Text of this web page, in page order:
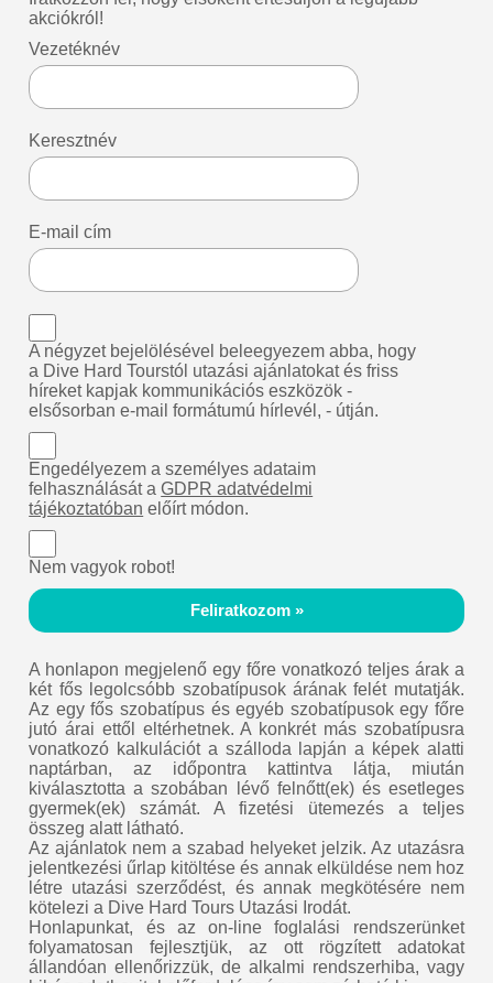
akciókról!
Vezetéknév
Keresztnév
E-mail cím
A négyzet bejelölésével beleegyezem abba, hogy
a Dive Hard Tourstól utazási ajánlatokat és friss
híreket kapjak kommunikációs eszközök -
elsősorban e-mail formátumú hírlevél, - útján.
Engedélyezem a személyes adataim
felhasználását aGDPR adatvédelmi
tájékoztatóban előírt módon.
Nem vagyok robot!
Feliratkozom »
A honlapon megjelenő egy főre vonatkozó teljes árak a
két fős legolcsóbb szobatípusok árának felét mutatják.
Az egy fős szobatípus és egyéb szobatípusok egy főre
jutó árai ettől eltérhetnek. A konkrét más szobatípusra
vonatkozó kalkulációt a szálloda lapján a képek alatti
naptárban, az időpontra kattintva látja, miután
kiválasztotta a szobában lévő felnőtt(ek) és esetleges
gyermek(ek) számát. A fizetési ütemezés a teljes
összeg alatt látható.
Az ajánlatok nem a szabad helyeket jelzik. Az utazásra
jelentkezési űrlap kitöltése és annak elküldése nem hoz
létre utazási szerződést, és annak megkötésére nem
kötelezi a Dive Hard Tours Utazási Irodát.
Honlapunkat, és az on-line foglalási rendszerünket
folyamatosan fejlesztjük, az ott rögzített adatokat
állandóan ellenőrizzük, de alkalmi rendszerhiba, vagy